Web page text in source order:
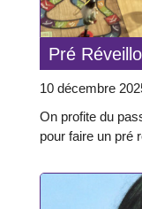
Pré
10 décembre
On profite du
pour faire un pré